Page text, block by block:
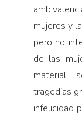
mujeres y
pero no
de las
material
tragedias
infelicidad